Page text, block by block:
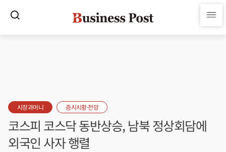
시장과머니 증시시황·전망
코스피 코스닥 동반상승, 남북 정상회담에
외국인 사자 행렬